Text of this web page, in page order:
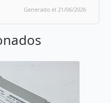
Generado el 21/06/2026